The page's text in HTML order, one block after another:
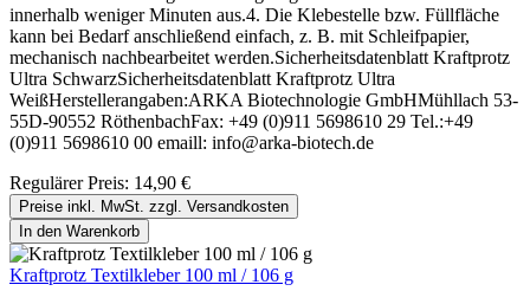
innerhalb weniger Minuten aus.4. Die Klebestelle bzw. Füllfläche
kann bei Bedarf anschließend einfach, z. B. mit Schleifpapier,
mechanisch nachbearbeitet werden.Sicherheitsdatenblatt Kraftprotz
Ultra SchwarzSicherheitsdatenblatt Kraftprotz Ultra
WeißHerstellerangaben:ARKA Biotechnologie GmbHMühllach 53-
55D-90552 RöthenbachFax: +49 (0)911 5698610 29 Tel.:+49
(0)911 5698610 00 emaill: info@arka-biotech.de
Regulärer Preis: 14,90 €
Preise inkl. MwSt. zzgl. Versandkosten
In den Warenkorb
Kraftprotz Textilkleber 100 ml / 106 g